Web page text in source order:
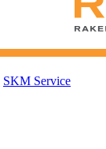
SKM Service